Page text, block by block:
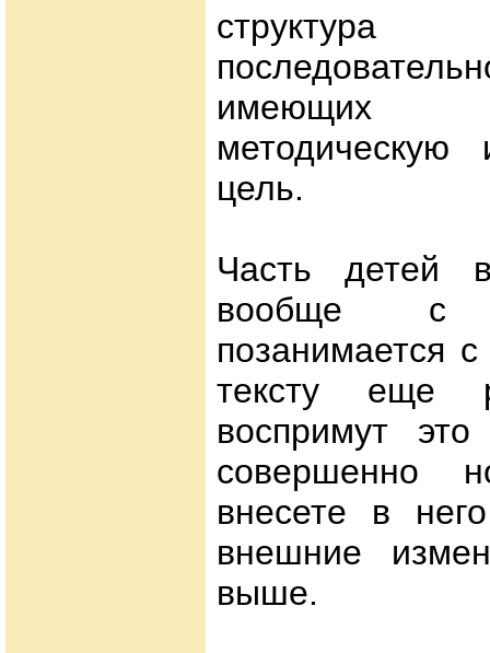
имеющих
методическую
цель.
Часть детей
вообще с
позанимается
тексту еще
воспримут
совершенно
внесете в
внешние
выше.